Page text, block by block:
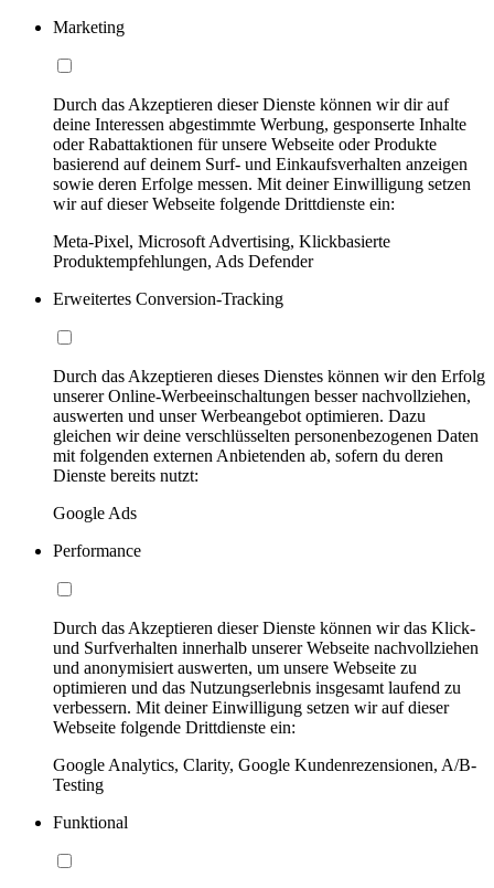
Marketing
Durch das Akzeptieren dieser Dienste können wir dir auf
deine Interessen abgestimmte Werbung, gesponserte Inhalte
oder Rabattaktionen für unsere Webseite oder Produkte
basierend auf deinem Surf- und Einkaufsverhalten anzeigen
sowie deren Erfolge messen. Mit deiner Einwilligung setzen
wir auf dieser Webseite folgende Drittdienste ein:
Meta-Pixel, Microsoft Advertising, Klickbasierte
Produktempfehlungen, Ads Defender
Erweitertes Conversion-Tracking
Durch das Akzeptieren dieses Dienstes können wir den Erfolg
unserer Online-Werbeeinschaltungen besser nachvollziehen,
auswerten und unser Werbeangebot optimieren. Dazu
gleichen wir deine verschlüsselten personenbezogenen Daten
mit folgenden externen Anbietenden ab, sofern du deren
Dienste bereits nutzt:
Google Ads
Performance
Durch das Akzeptieren dieser Dienste können wir das Klick-
und Surfverhalten innerhalb unserer Webseite nachvollziehen
und anonymisiert auswerten, um unsere Webseite zu
optimieren und das Nutzungserlebnis insgesamt laufend zu
verbessern. Mit deiner Einwilligung setzen wir auf dieser
Webseite folgende Drittdienste ein:
Google Analytics, Clarity, Google Kundenrezensionen, A/B-
Testing
Funktional